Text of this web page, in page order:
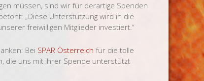
müssen, sind wir für derartige Spenden
„Diese Unterstützung wird in die
freiwilligen Mitglieder investiert.“
Bei SPAR Österreich für die tolle
die uns mit ihrer Spende unterstützt